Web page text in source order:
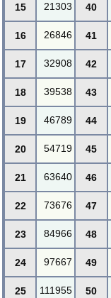
15 21303 40
16 26846 41
17 32908 42
18 39538 43
19 46789 44
20 54719 45
21 63640 46
22 73676 47
23 84966 48
24 97667 49
25 111955 50